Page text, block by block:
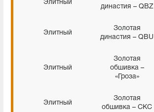
Элитный
династия – QBZ
Элитный
Золотая
династия – QBU
Элитный
Золотая
обшивка –
«Гроза»
Элитный
Золотая
обшивка – СКС